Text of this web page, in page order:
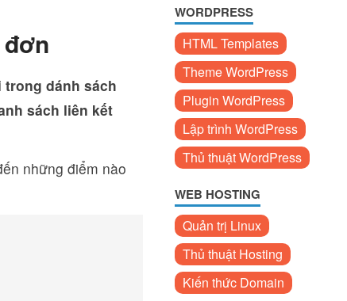
dánh sách
sách liên kết
những điểm nào
WORDPRESS
HTML Templates
Theme WordPress
Plugin WordPress
Lập trình WordPress
Thủ thuật WordPress
WEB HOSTING
Quản trị Linux
Thủ thuật Hosting
Kiến thức Domain